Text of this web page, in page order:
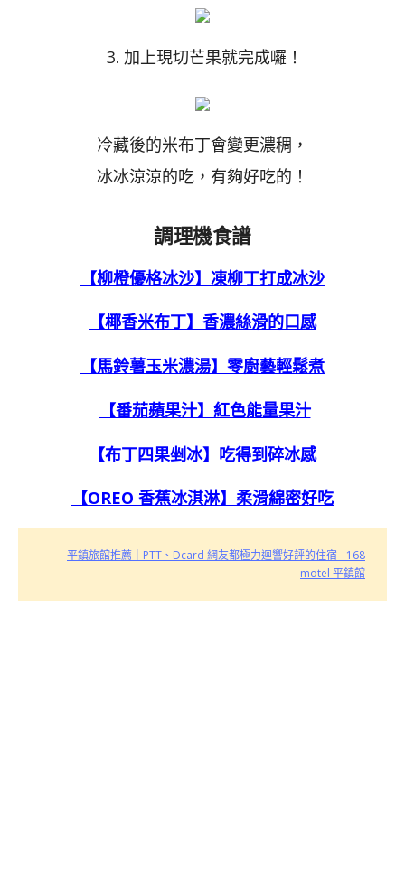
3. 加上現切芒果就完成囉！
冷藏後的米布丁會變更濃稠，
冰冰涼涼的吃，有夠好吃的！
調理機食譜
【柳橙優格冰沙】凍柳丁打成冰沙
【椰香米布丁】香濃絲滑的口感
【馬鈴薯玉米濃湯】零廚藝輕鬆煮
【番茄蘋果汁】紅色能量果汁
【布丁四果剉冰】吃得到碎冰感
【OREO 香蕉冰淇淋】柔滑綿密好吃
平鎮旅館推薦｜PTT、Dcard 網友都極力迴響好評的住宿 - 168
motel 平鎮館